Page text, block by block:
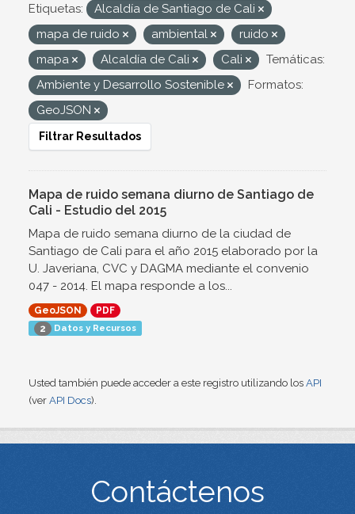
Etiquetas:
Alcaldía de Santiago de Cali
mapa de ruido
ambiental
ruido
mapa
Alcaldía de Cali Cali
Temáticas:
Ambiente y Desarrollo Sostenible
Formatos:
GeoJSON
Filtrar Resultados
Mapa de ruido semana diurno de Santiago de
Cali - Estudio del 2015
Mapa de ruido semana diurno de la ciudad de
Santiago de Cali para el año 2015 elaborado por la
U. Javeriana, CVC y DAGMA mediante el convenio
047 - 2014. El mapa responde a los...
GeoJSON
PDF
2 Datos y Recursos
Usted también puede acceder a este registro utilizando los API
(ver API Docs).
Contáctenos